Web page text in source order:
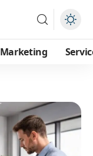
Marketing